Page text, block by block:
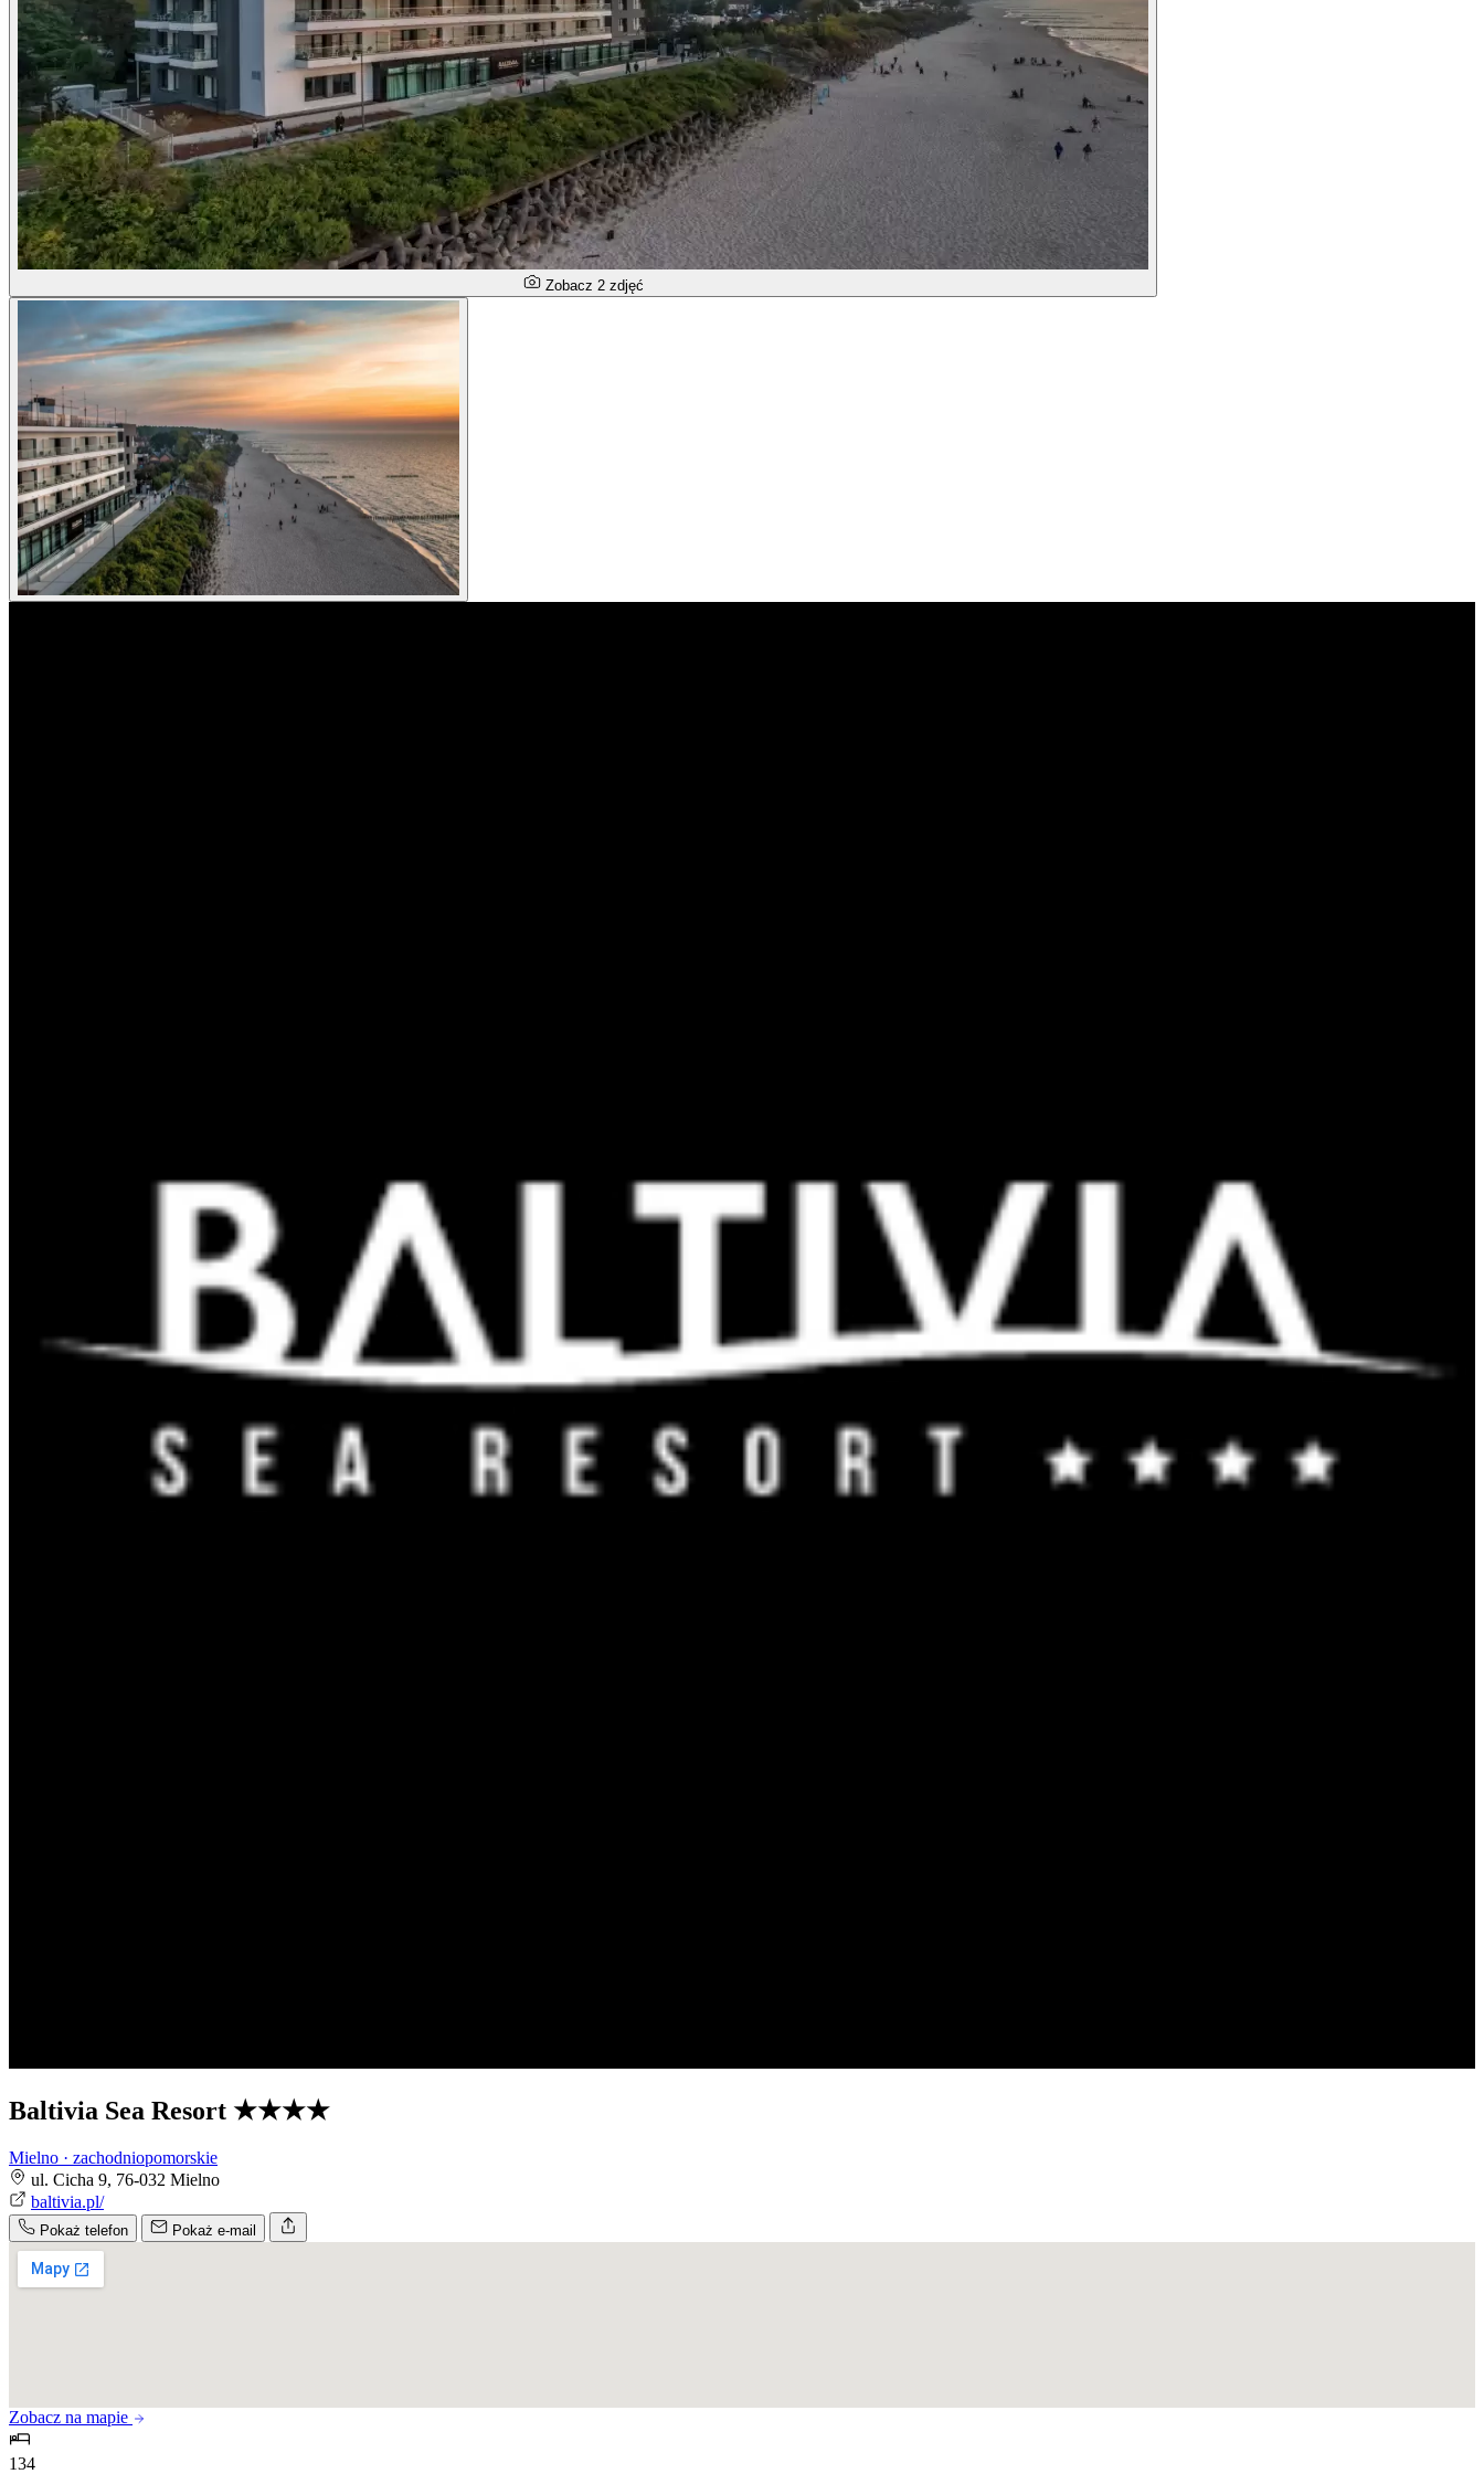
Zobacz 2 zdjęć
Baltivia Sea Resort ★★★★
Mielno · zachodniopomorskie
ul. Cicha 9, 76-032 Mielno
baltivia.pl/
Pokaż telefon Pokaż e-mail
Zobacz na mapie
134